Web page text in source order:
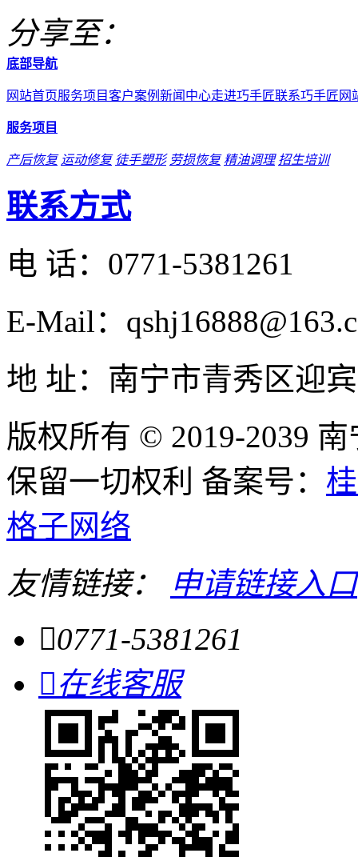
分享至：
底部导航
网站首页服务项目客户案例 新闻中心走进巧手匠联系巧手匠 网
服务项目
产后恢复 运动修复 徒手塑形 劳损恢复 精油调理 招生培训
联系方式
电 话： 0771-5381261
E-Mail：
地 址：南宁市青秀区迎
版权所有 © 2019-2039
保留一切权利 备案号：
格子网络
友情链接：
申请链接入口
0771-5381261
在线客服